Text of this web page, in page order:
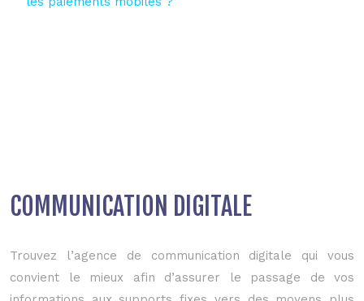
COMMUNICATION DIGITALE
Trouvez l’agence de communication digitale qui vous
convient le mieux afin d’assurer le passage de vos